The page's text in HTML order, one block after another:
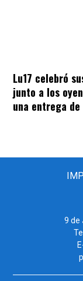
Lu17 celebró
junto a los
una entrega
9 de